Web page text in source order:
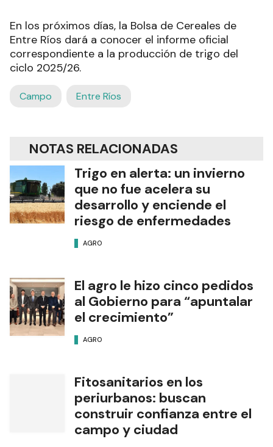
En los próximos días, la Bolsa de Cereales de
Entre Ríos dará a conocer el informe oficial
correspondiente a la producción de trigo del
ciclo 2025/26.
Campo Entre Ríos
NOTAS RELACIONADAS
Trigo en alerta: un invierno
que no fue acelera su
desarrollo y enciende el
riesgo de enfermedades
AGRO
El agro le hizo cinco pedidos
al Gobierno para “apuntalar
el crecimiento”
AGRO
Fitosanitarios en los
periurbanos: buscan
construir confianza entre el
campo y ciudad